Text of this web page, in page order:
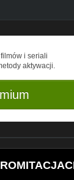
i seriali
aktywacji.